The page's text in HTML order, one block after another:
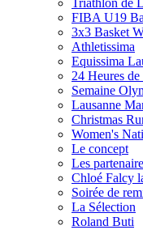
FIBA U19
3x3 Basket
Athletissima
Equissima
24 Heures
Semaine
Lausanne
Christmas
Women's
Le concept
Les
Chloé Falcy
Soirée de
La Sélection
Roland Buti